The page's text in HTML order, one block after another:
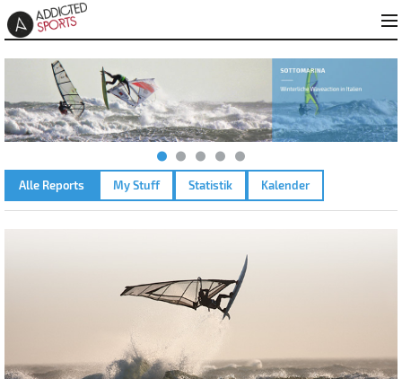
Alle Reports My Stuff Statistik Kalender